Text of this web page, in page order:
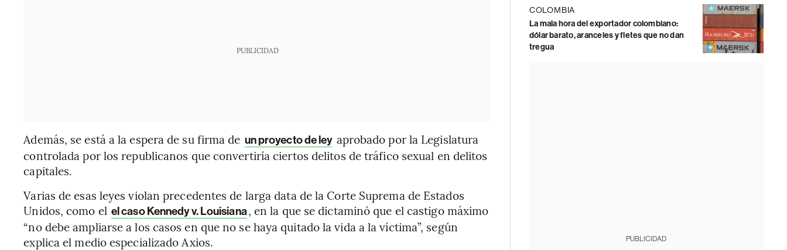
PUBLICIDAD
Además, se está a la espera de su firma de un proyecto de ley aprobado por la Legislatura
controlada por los republicanos que convertiría ciertos delitos de tráfico sexual en delitos
capitales.
Varias de esas leyes violan precedentes de larga data de la Corte Suprema de Estados
Unidos, como el el caso Kennedy v. Louisiana, en la que se dictaminó que el castigo máximo
“no debe ampliarse a los casos en que no se haya quitado la vida a la víctima”, según
explica el medio especializado Axios.
COLOMBIA
La mala hora del exportador colombiano:
dólar barato, aranceles y fletes que no dan
tregua
PUBLICIDAD